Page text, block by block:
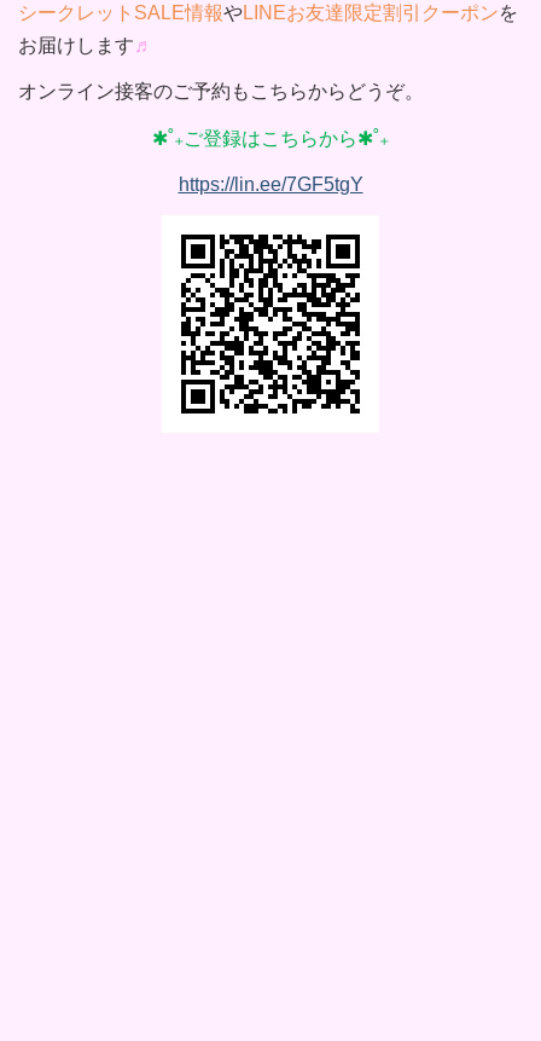
シークレットSALE情報やLINEお友達限定割引クーポンを
お届けします♬
オンライン接客のご予約もこちらからどうぞ。
✱˚₊ご登録はこちらから✱˚₊
https://lin.ee/7GF5tgY